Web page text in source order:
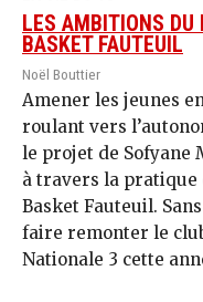
LES AMBITIONS DU
BASKET FAUTEUIL
Noël Bouttier
Amener les jeunes
roulant vers
le projet de Sofyane
à travers la pratique
Basket Fauteuil.
faire remonter le
Nationale 3 cette